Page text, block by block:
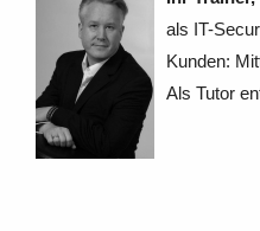
als IT-
Kunden:
Als Tutor